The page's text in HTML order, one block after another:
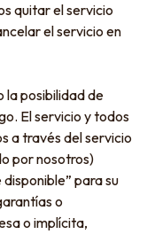
quitar el servicio
el servicio en
la posibilidad de
El servicio y todos
a través del servicio
por nosotros)
para su
o
o implícita,